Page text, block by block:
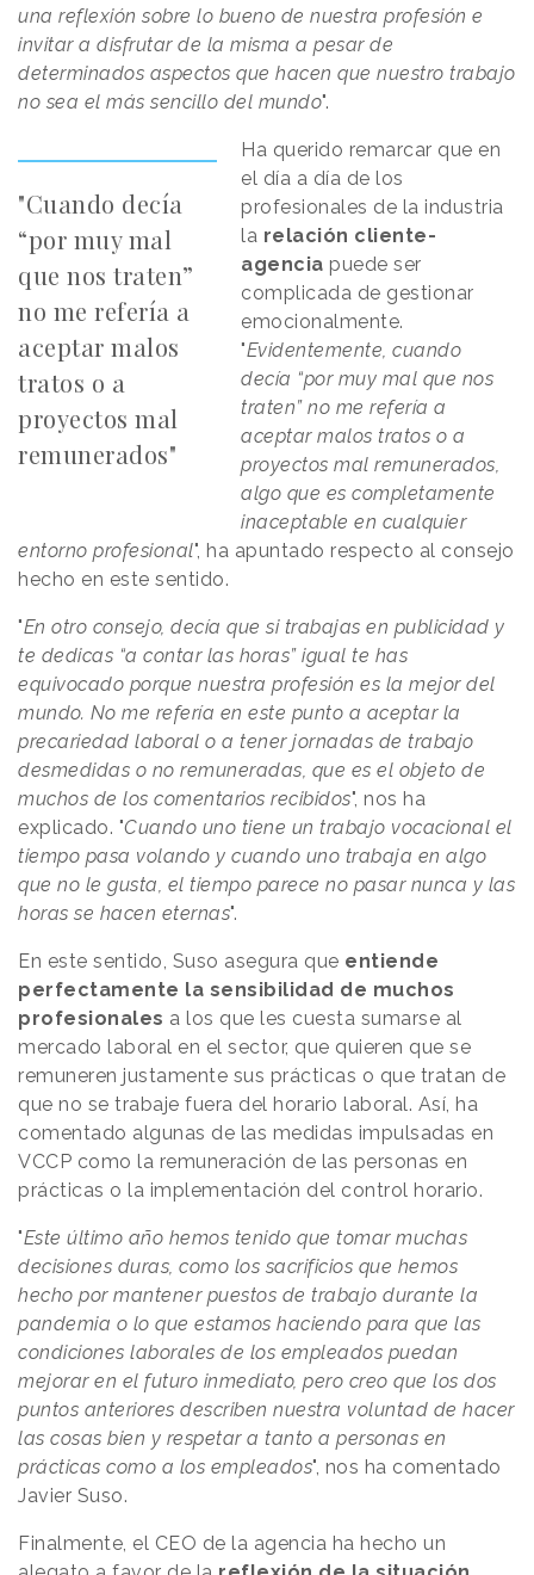
una reflexión sobre lo bueno de nuestra profesión e
invitar a disfrutar de la misma a pesar de
determinados aspectos que hacen que nuestro trabajo
no sea el más sencillo del mundo".
"Cuando decía
“por muy mal
que nos traten”
no me refería a
aceptar malos
tratos o a
proyectos mal
remunerados"
Ha querido remarcar que en
el día a día de los
profesionales de la industria
la relación cliente-
agencia puede ser
complicada de gestionar
emocionalmente.
"Evidentemente, cuando
decía “por muy mal que nos
traten” no me refería a
aceptar malos tratos o a
proyectos mal remunerados,
algo que es completamente
inaceptable en cualquier
entorno profesional", ha apuntado respecto al consejo
hecho en este sentido.
"En otro consejo, decía que si trabajas en publicidad y
te dedicas “a contar las horas” igual te has
equivocado porque nuestra profesión es la mejor del
mundo. No me refería en este punto a aceptar la
precariedad laboral o a tener jornadas de trabajo
desmedidas o no remuneradas, que es el objeto de
muchos de los comentarios recibidos", nos ha
explicado. "Cuando uno tiene un trabajo vocacional el
tiempo pasa volando y cuando uno trabaja en algo
que no le gusta, el tiempo parece no pasar nunca y las
horas se hacen eternas".
En este sentido, Suso asegura que entiende
perfectamente la sensibilidad de muchos
profesionales a los que les cuesta sumarse al
mercado laboral en el sector, que quieren que se
remuneren justamente sus prácticas o que tratan de
que no se trabaje fuera del horario laboral. Así, ha
comentado algunas de las medidas impulsadas en
VCCP como la remuneración de las personas en
prácticas o la implementación del control horario.
"Este último año hemos tenido que tomar muchas
decisiones duras, como los sacrificios que hemos
hecho por mantener puestos de trabajo durante la
pandemia o lo que estamos haciendo para que las
condiciones laborales de los empleados puedan
mejorar en el futuro inmediato, pero creo que los dos
puntos anteriores describen nuestra voluntad de hacer
las cosas bien y respetar a tanto a personas en
prácticas como a los empleados", nos ha comentado
Javier Suso.
Finalmente, el CEO de la agencia ha hecho un